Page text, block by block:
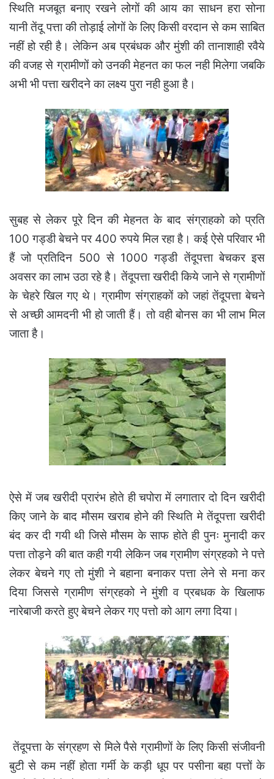
स्थिति मजबूत बनाए रखने लोगों की आय का साधन हरा सोना
यानी तेंदू पत्ता की तोड़ाई लोगों के लिए किसी वरदान से कम साबित
नहीं हो रही है। लेकिन अब प्रबंधक और मुंशी की तानाशाही रवैये
की वजह से ग्रामीणों को उनकी मेहनत का फल नही मिलेगा जबकि
अभी भी पत्ता खरीदने का लक्ष्य पुरा नही हुआ है।
सुबह से लेकर पूरे दिन की मेहनत के बाद संग्राहको को प्रति
100 गड्डी बेचने पर 400 रुपये मिल रहा है। कई ऐसे परिवार भी
हैं जो प्रतिदिन 500 से 1000 गड्डी तेंदूपत्ता बेचकर इस
अवसर का लाभ उठा रहे है। तेंदूपत्ता खरीदी किये जाने से ग्रामीणों
के चेहरे खिल गए थे। ग्रामीण संग्राहकों को जहां तेंदूपत्ता बेचने
से अच्छी आमदनी भी हो जाती हैं। तो वही बोनस का भी लाभ मिल
जाता है।
ऐसे में जब खरीदी प्रारंभ होते ही चपोरा में लगातार दो दिन खरीदी
किए जाने के बाद मौसम खराब होने की स्थिति मे तेंदूपत्ता खरीदी
बंद कर दी गयी थी जिसे मौसम के साफ होते ही पुनः मुनादी कर
पत्ता तोड़ने की बात कही गयी लेकिन जब ग्रामीण संग्रहको ने पत्ते
लेकर बेचने गए तो मुंशी ने बहाना बनाकर पत्ता लेने से मना कर
दिया जिससे ग्रामीण संग्रहको ने मुंशी व प्रबधक के खिलाफ
नारेबाजी करते हुए बेचने लेकर गए पत्तो को आग लगा दिया।
तेंदूपत्ता के संग्रहण से मिले पैसे ग्रामीणों के लिए किसी संजीवनी
बुटी से कम नहीं होता गर्मी के कड़ी धूप पर पसीना बहा पत्तों के